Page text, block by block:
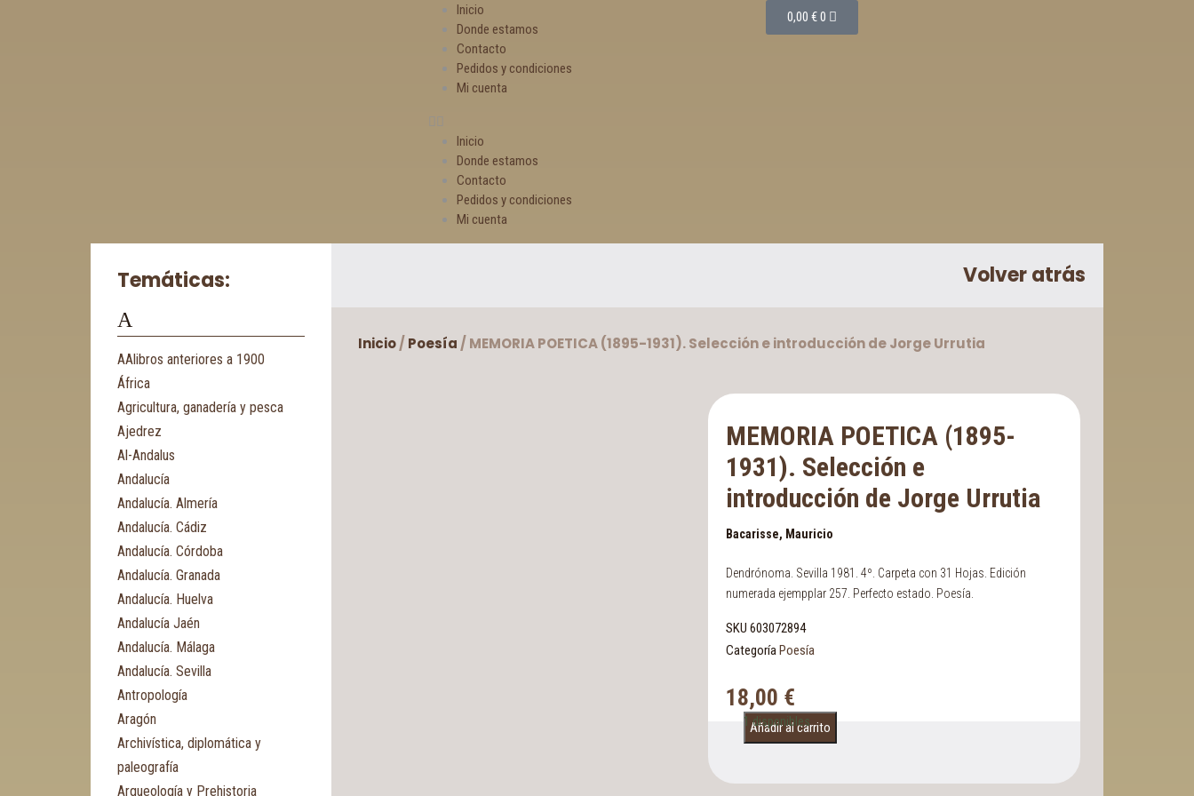
Inicio
Donde estamos
Contacto
Pedidos y condiciones
Mi cuenta
Inicio
Donde estamos
Contacto
Pedidos y condiciones
Mi cuenta
0,00 €0
Temáticas:
A
AAlibros anteriores a 1900
África
Agricultura, ganadería y pesca
Ajedrez
Al-Andalus
Andalucía
Andalucía. Almería
Andalucía. Cádiz
Andalucía. Córdoba
Andalucía. Granada
Andalucía. Huelva
Andalucía Jaén
Andalucía. Málaga
Andalucía. Sevilla
Antropología
Aragón
Archivística, diplomática y
paleografía
Arqueología y Prehistoria
Volver atrás
Inicio/ Poesía / MEMORIA POETICA (1895-1931). Selección e introducción de Jorge Urrutia
MEMORIA POETICA (1895-
1931). Selección e
introducción de Jorge Urrutia
Bacarisse, Mauricio
Dendrónoma. Sevilla 1981. 4º. Carpeta con 31 Hojas. Edición
numerada ejempplar 257. Perfecto estado. Poesía.
SKU 603072894
CategoríaPoesía
18,00 €
1 disponibles
Añadir al carrito